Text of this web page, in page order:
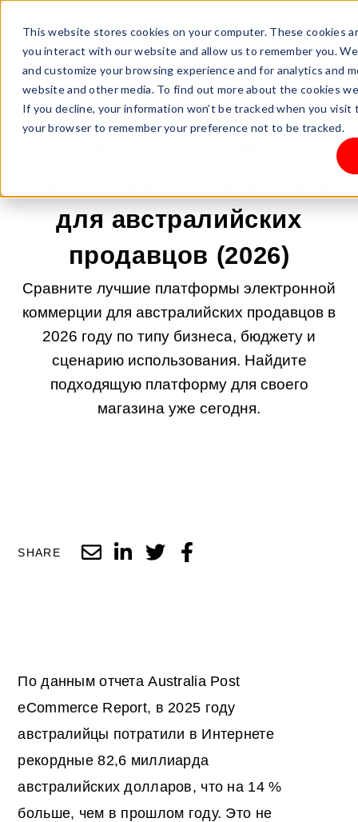
This website stores cookies on your computer. These cookies
you interact with our website and allow us to remember you.
and customize your browsing experience and for analytics and
website and other media. To find out more about the cookies
If you decline, your information won’t be tracked when you
your browser to remember your preference not to be tracked.
09.06.2026 9:00:04 |НАЧНИТЕ СВОЙ БИЗНЕС
для австралийских
продавцов (2026)
Сравните лучшие платформы электронной
коммерции для австралийских продавцов в
2026 году по типу бизнеса, бюджету и
сценарию использования. Найдите
подходящую платформу для своего
магазина уже сегодня.
SHARE
По данным отчета Australia Post
eCommerce Report, в 2025 году
австралийцы потратили в Интернете
рекордные 82,6 миллиарда
австралийских долларов, что на 14 %
больше, чем в прошлом году. Это не